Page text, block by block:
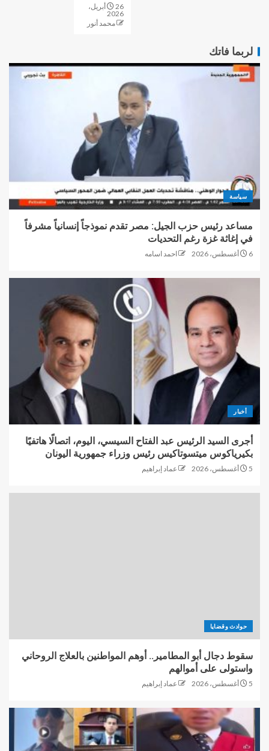
26 أبريل،
2026
محمد أنور
لربما فاتك
سياسة
مساعد رئيس حزب الجيل: مصر تقدم نموذجاً إنسانياً مشرفاً
في إغاثة غزة رغم التحديات
6 أغسطس، 2026 احمد اسامه
أخبار
أجرى السيد الرئيس عبد الفتاح السيسي، اليوم، اتصالًا هاتفيًا
بكيرياكوس ميتسوتاكيس رئيس وزراء جمهورية اليونان
5 أغسطس، 2026 عماد إبراهيم
حوادث وقضايا
سقوط دجال أبو المطامير.. أوهم المواطنين بالعلاج الروحاني
واستولى على أموالهم
5 أغسطس، 2026 عماد إبراهيم